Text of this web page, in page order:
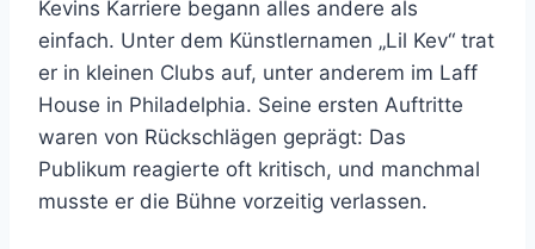
Kevins Karriere begann alles andere als
einfach. Unter dem Künstlernamen „Lil Kev“ trat
er in kleinen Clubs auf, unter anderem im Laff
House in Philadelphia. Seine ersten Auftritte
waren von Rückschlägen geprägt: Das
Publikum reagierte oft kritisch, und manchmal
musste er die Bühne vorzeitig verlassen.